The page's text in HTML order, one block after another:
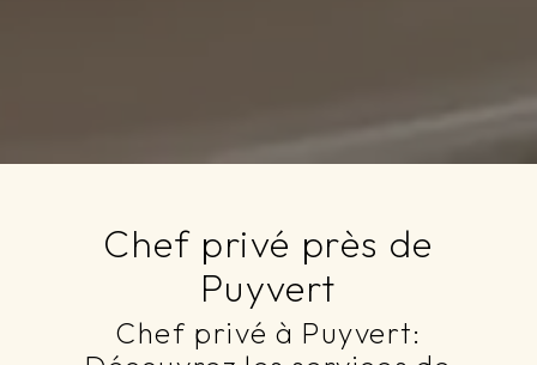
Chef privé près de
Puyvert
Chef privé à Puyvert: